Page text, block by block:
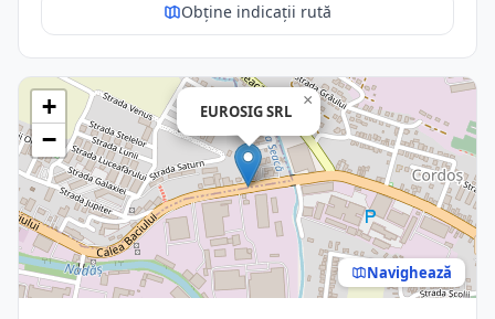
Obține indicații rută
EUROSIG SRL
×
+
−
Navighează